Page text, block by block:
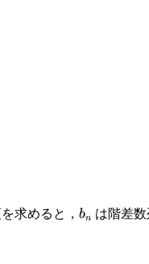
求めると， b_n
bn は階差